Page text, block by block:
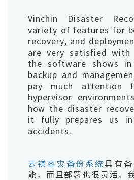
Vinchin Disaster
variety of features for
recovery, and
are very satisfied with
the software shows in
backup and
pay much attention
hypervisor
how the disaster
it fully prepares us
accidents.
云祺容灾备份系统 具有
能，而且部署也很灵活。